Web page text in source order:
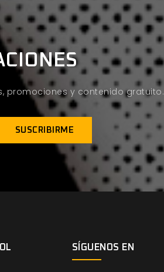
promociones y contenido gratuito.
SÍGUENOS EN